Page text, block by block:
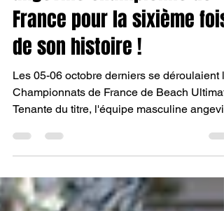
L'équipe masculine
angevine Championne de
France pour la sixième fois
de son histoire !
Championnats de France de Beach
Tenante du titre, l'équipe masculine
a su..